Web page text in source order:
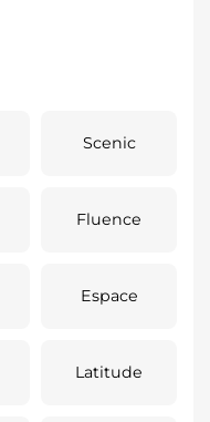
Scenic
Fluence
Espace
Latitude